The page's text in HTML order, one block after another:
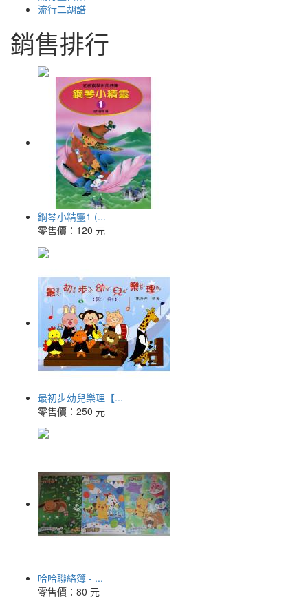
流行二胡譜
銷售排行
鋼琴小精靈1 (...
零售價： 120 元
最初步幼兒樂理【...
零售價： 250 元
哈哈聯絡簿 - ...
零售價： 80 元